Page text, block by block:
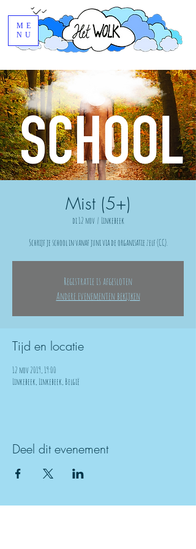
ME
NU
Mist (5+)
di 12 nov
  |
Linkebeek
Schrijf je school in vanaf juni via de organisatie zelf (CC).
Registratie is afgesloten
Andere evenementen bekijken
Tijd en locatie
12 nov 2019, 19:00
Linkebeek, Linkebeek, België
Deel dit evenement